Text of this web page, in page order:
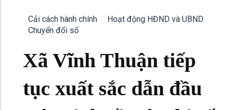
Cải cách hành chính
Hoạt động HĐND và UBND
Chuyển đổi số
Xã Vĩnh Thuận tiếp
tục xuất sắc dẫn đầu